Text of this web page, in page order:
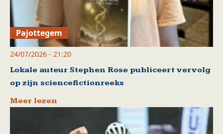
Pajottegem
24/07/2026 - 21:20
Lokale auteur Stephen Rose publiceert vervolg
op zijn sciencefictionreeks
Meer lezen